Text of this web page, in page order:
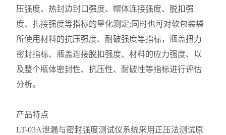
压强度、热封边封口强度、帽体连接强度、脱扣强
度、扎接强度等指标的量化测定;同时也可对软包装袋
所使用材料的抗压强度、耐破强度等指标，瓶盖扭力
密封指标、瓶盖连接脱扣强度、材料的应力强度、以
及整个瓶体密封性、抗压性、耐破性等指标进行评估
分析。
产品特点
LT-03A泄漏与密封强度测试仪系统采用正压法测试原